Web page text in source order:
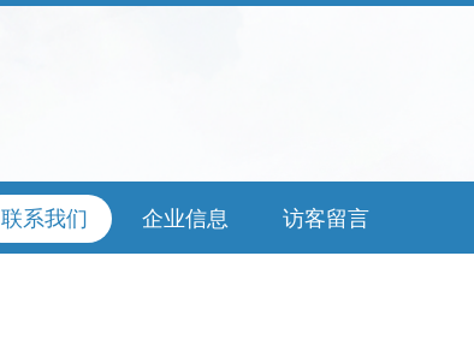
联系我们 企业信息 访客留言